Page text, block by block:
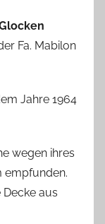
Fa. Mabilon
Jahre 1964
wegen ihres
empfunden.
aus